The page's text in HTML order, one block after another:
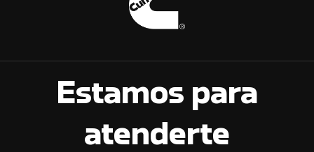
Estamos para
atenderte